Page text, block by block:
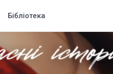
Бібліотека